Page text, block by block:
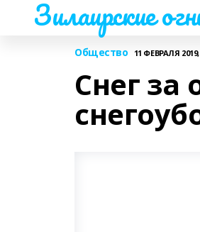
Зилаирские
Общество 11 ФЕВРАЛЯ 2019,
Снег за